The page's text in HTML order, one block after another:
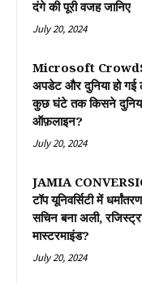
दंगे की पूरी वजह जानिए
July 20, 2024
Microsoft
अपडेट और दुनिया हो गई
कुछ घंटे तक किसने दुनिया
ऑफ़लाइन?
July 20, 2024
JAMIA
टॉप यूनिवर्सिटी में
सचिन बना अली,
मास्टरमाइंड?
July 20, 2024